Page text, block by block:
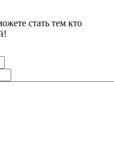
стать тем кто